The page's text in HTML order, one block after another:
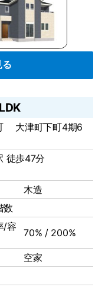
大津町下町4期6
徒歩47分
木造
数
/容
70% / 200%
空家